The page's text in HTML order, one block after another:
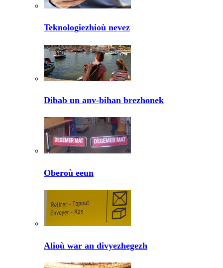
Teknologiezhioù nevez
Dibab un anv-bihan brezhonek
Oberoù eeun
Alioù war an divyezhegezh